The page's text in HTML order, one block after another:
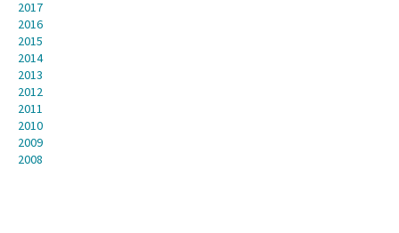
2017
2016
2015
2014
2013
2012
2011
2010
2009
2008